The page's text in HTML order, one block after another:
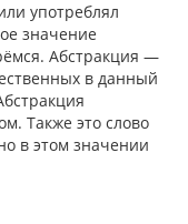
употреблял
значение
Абстракция —
в данный
Также это слово
в этом значении